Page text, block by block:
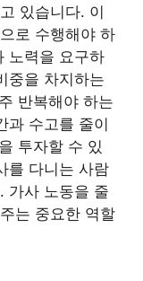
있습니다. 이
로 수행해야 하
노력을 요구하
중을 차지하는
반복해야 하는
과 수고를 줄이
투자할 수 있
를 다니는 사람
가사 노동을 줄
는 중요한 역할